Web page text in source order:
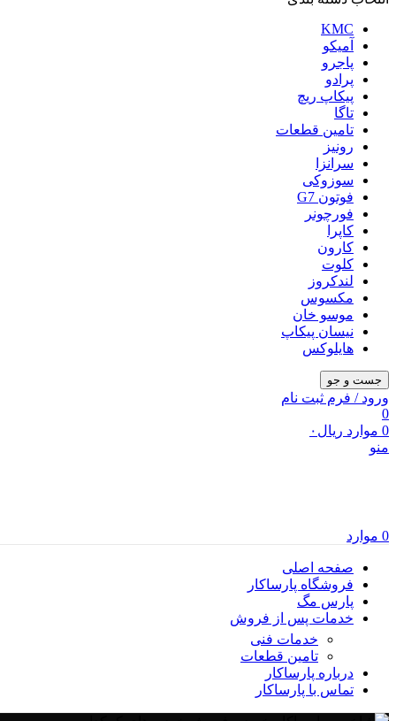
KMC
آمیکو
پاجرو
پرادو
پیکاپ ریچ
تاگا
تامین قطعات
رونیز
سرانزا
سوزوکی
فوتون G7
فورچونر
کاپرا
کارون
کلوت
لندکروز
مکسوس
موسو خان
نیسان پیکاپ
هایلوکس
جست و جو
ورود / فرم ثبت نام
0
0 موارد ریال ۰
منو
0 موارد
صفحه اصلی
فروشگاه پارساکار
پارس مگ
خدمات پس از فروش
خدمات فنی
تامین قطعات
درباره پارساکار
تماس با پارساکار